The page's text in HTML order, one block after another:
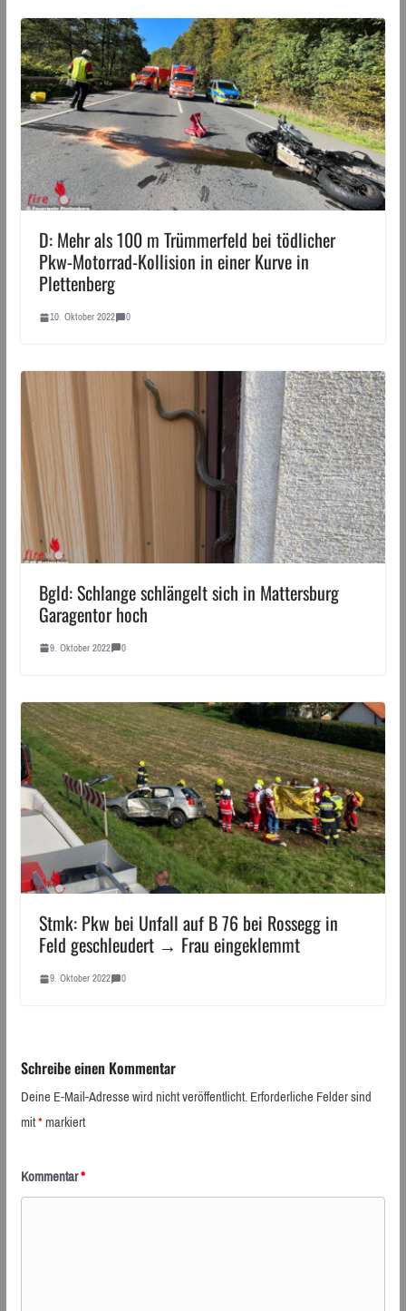
D: Mehr als 100 m Trümmerfeld bei tödlicher
Pkw-Motorrad-Kollision in einer Kurve in
Plettenberg
10. Oktober 2022 0
Bgld: Schlange schlängelt sich in Mattersburg
Garagentor hoch
9. Oktober 2022 0
Stmk: Pkw bei Unfall auf B 76 bei Rossegg in
Feld geschleudert → Frau eingeklemmt
9. Oktober 2022 0
Schreibe einen Kommentar
Deine E-Mail-Adresse wird nicht veröffentlicht.Erforderliche Felder sind
mit*markiert
Kommentar*